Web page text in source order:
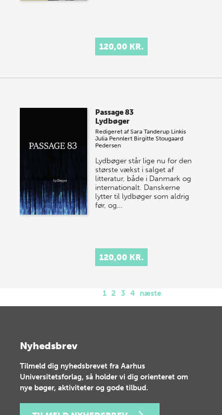
120,00 KR.
Passage 83
Lydbøger
Redigeret afSara Tanderup Linkis
Julia Pennlert Birgitte Stougaard
Pedersen
Lydbøger står lige nu for den
største vækst i salget af
litteratur, både i Danmark og
internationalt. Danskerne
lytter til lydbøger som aldrig
før, og…
120,00 KR.
1 2 3 4 næste
Nyhedsbrev
Tilmeld dig nyhedsbrevet fra Aarhus
Universitetsforlag, så holder vi dig orienteret om
nye bøger, aktiviteter og gode tilbud.